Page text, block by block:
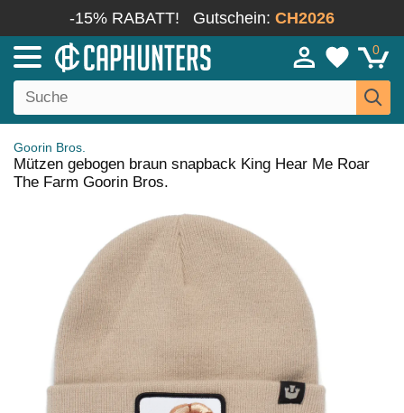
-15% RABATT! Gutschein: CH2026
0
Goorin Bros.
Mützen gebogen braun snapback King Hear Me Roar
The Farm Goorin Bros.